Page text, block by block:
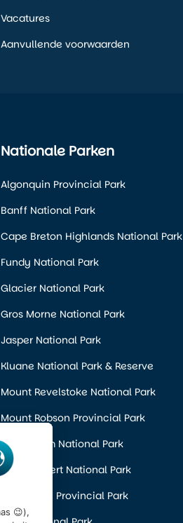
Vacatures
Aanvullende voorwaarden
Nationale Parken
Algonquin Provincial Park
Banff National Park
Cape Breton Highlands National Park
Fundy National Park
Glacier National Park
Gros Morne National Park
Jasper National Park
Kluane National Park & Reserve
Mount Revelstoke National Park
Mount Robson Provincial Park
Pacific Rim National Park
Prince Albert National Park
Wells Gray Provincial Park